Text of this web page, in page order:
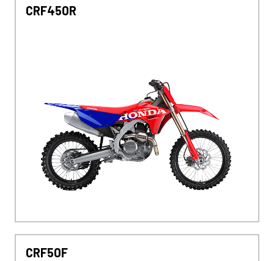
CRF450R
CRF50F